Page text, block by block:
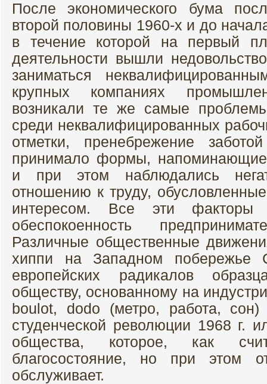
После экономического бума
второй половины 1960-х и до
в течение которой на первый
деятельности вышли
заниматься
крупных компаниях
возникали те же самые
среди неквалифицированных
отметки, пренебрежение
принимало формы, напоминающие
и при этом наблюдались
отношению к труду,
интересом. Все эти факторы
обеспокоенность
Различные общественные
хиппи на Западном побережье
европейских радикалов
обществу, основанному на
boulot, dodo (метро, работа,
студенческой революции 1968 г.
общества, которое, как
благосостояние, но при этом
обслуживает.